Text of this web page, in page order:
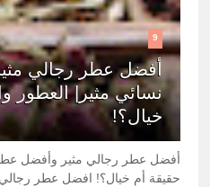
9
أفضل عطر رجالي
نسائي مثير| العطور
خيال؟!
أفضل عطر رجالي مثير وأفضل
حقيقة أم خيال؟! افضل عطر